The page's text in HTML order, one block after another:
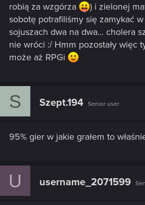
robią za wzgórza
) i zielonej
sobotę potrafiliśmy się zamykać
sojuszach dwa na dwa... cholera
nie wróci :/ Hmm pozostały więc
może aż RPGi
S Szept.194 Senior user
95% gier w jakie grałem to
U username_2071599